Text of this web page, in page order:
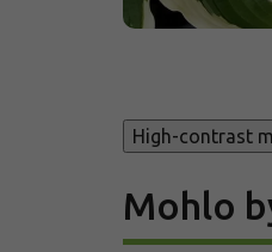
High-contrast
Mohlo